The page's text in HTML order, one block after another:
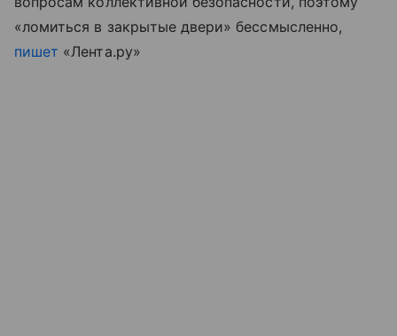
«ломиться в закрытые двери» бессмысленно,
пишет «Лента.ру»